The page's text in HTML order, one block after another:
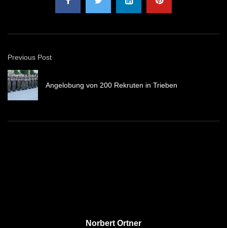
Previous Post
Angelobung von 200 Rekruten in Trieben
Norbert Ortner